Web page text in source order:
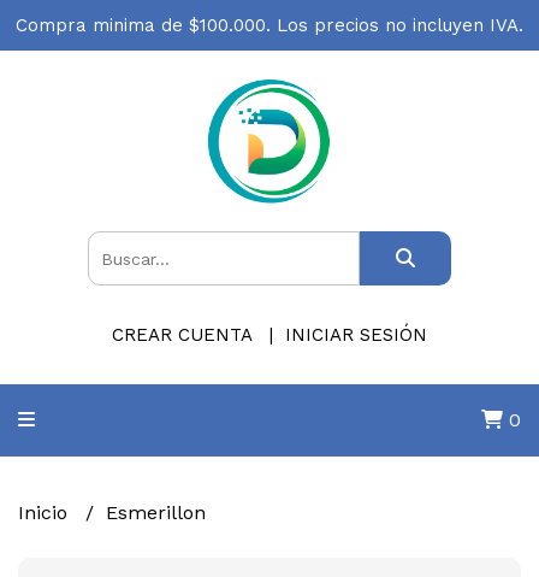
Compra minima de $100.000. Los precios no incluyen IVA.
CREAR CUENTA INICIAR SESIÓN
0
Inicio Esmerillon